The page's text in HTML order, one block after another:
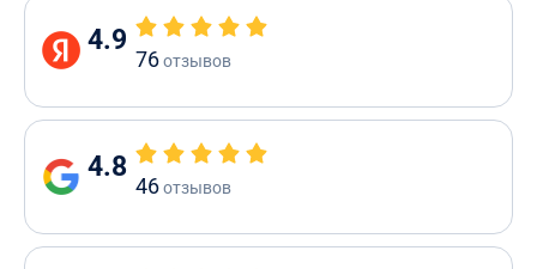
4.9
76отзывов
4.8
46отзывов